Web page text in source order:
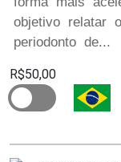
objetivo relatar
periodonto de...
R$50,00